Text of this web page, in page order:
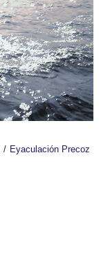
Eyaculación Precoz